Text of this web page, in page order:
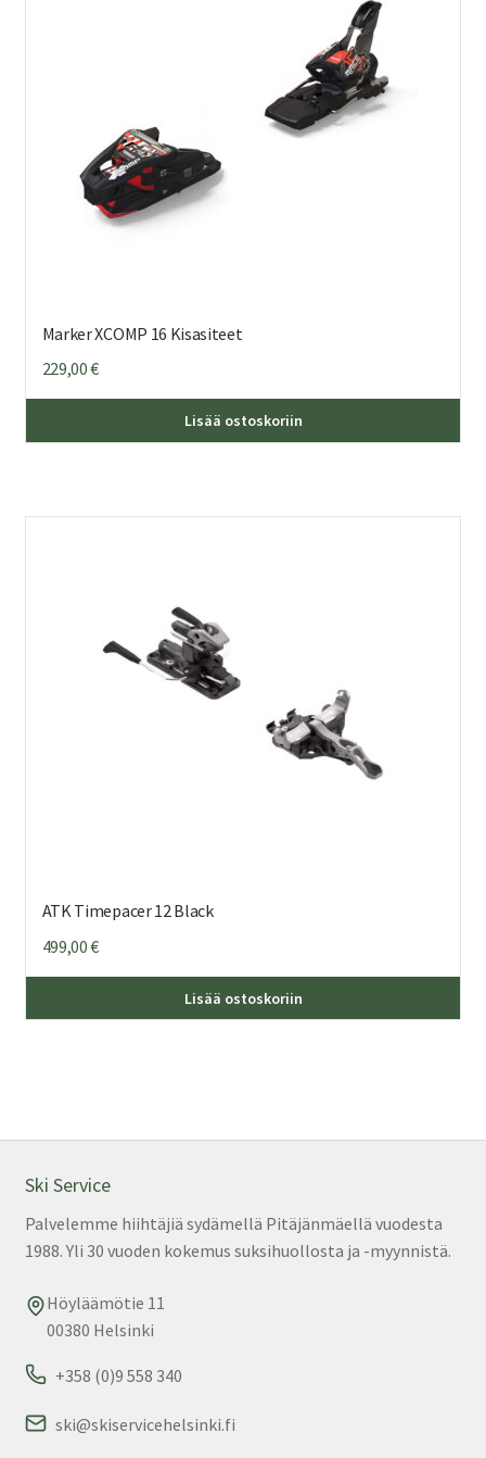
Marker XCOMP 16 Kisasiteet
229,00€
Lisää ostoskoriin
ATK Timepacer 12 Black
499,00€
Lisää ostoskoriin
Ski Service
Palvelemme hiihtäjiä sydämellä Pitäjänmäellä vuodesta
1988. Yli 30 vuoden kokemus suksihuollosta ja -myynnistä.
Höyläämötie 11
00380 Helsinki
+358 (0)9 558 340
ski@skiservicehelsinki.fi